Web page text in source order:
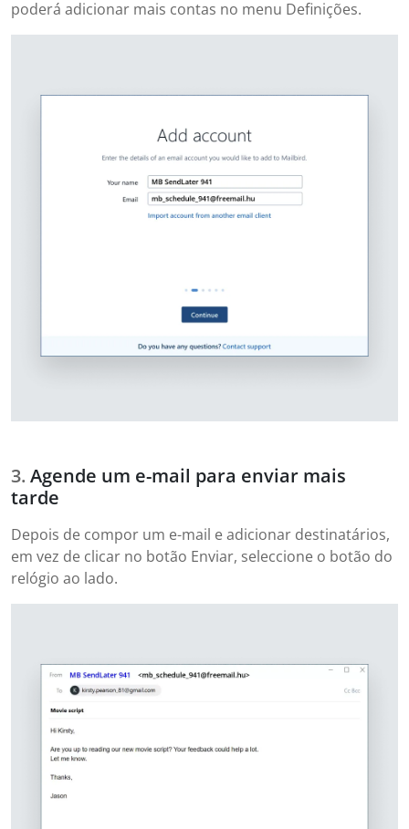
poderá adicionar mais contas no menu Definições.
Agende um e-mail para enviar mais
tarde
Depois de compor um e-mail e adicionar destinatários,
em vez de clicar no botão Enviar, seleccione o botão do
relógio ao lado.